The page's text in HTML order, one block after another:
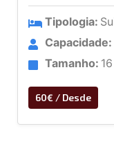
Tipologia:
Capacidade:
Tamanho:
60€ / Desde